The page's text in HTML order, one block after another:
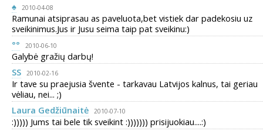
♠
2010-04-08
Ramunai atsiprasau as paveluota,bet vistiek dar padekosiu uz
sveikinimus.Jus ir Jusu seima taip pat sveikinu:)
°°
2010-06-10
Galybė gražių darbų!
SS
2010-02-16
Ir tave su praejusia švente - tarkavau Latvijos kalnus, tai geriau
vėliau, nei... ;)
Laura Gedžiūnaitė
2010-07-10
:))))) Jums tai bele tik sveikint :))))))) prisijuokiau....:)